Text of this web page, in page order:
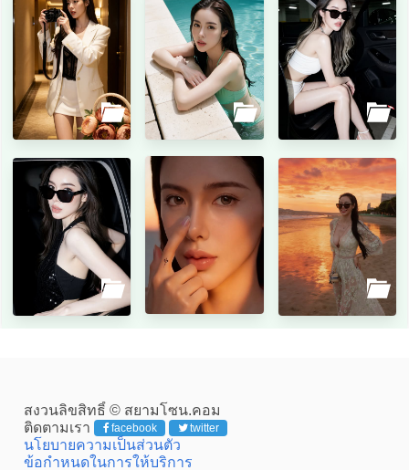
สงวนลิขสิทธิ์ © สยามโซน.คอม
ติดตามเรา
facebook twitter
นโยบายความเป็นส่วนตัว
ข้อกำหนดในการให้บริการ